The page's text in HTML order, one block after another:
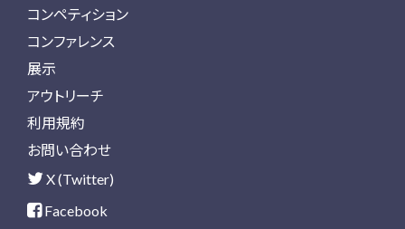
コンペティション
コンファレンス
展示
アウトリーチ
利用規約
お問い合わせ
X (Twitter)
Facebook